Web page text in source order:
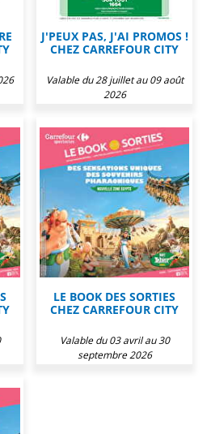
J'PEUX PAS, J'AI PROMOS !
CHEZ CARREFOUR CITY
Valable du 28 juillet au 09 août
2026
LE BOOK DES SORTIES
CHEZ CARREFOUR CITY
Valable du 03 avril au 30
septembre 2026